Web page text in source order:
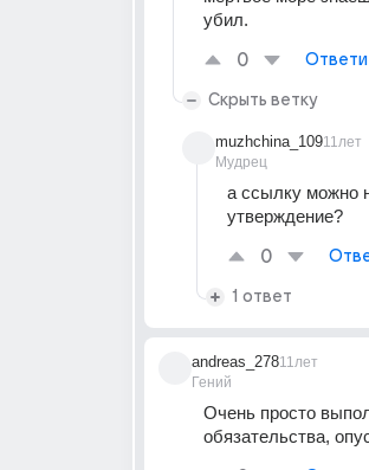
убил.
0
Скрыть ветку
muzhchina_109
Мудрец
11лет
а ссылку можно
утверждение?
0
1 ответ
andreas_278
Гений
11лет
Очень просто
обязательства,